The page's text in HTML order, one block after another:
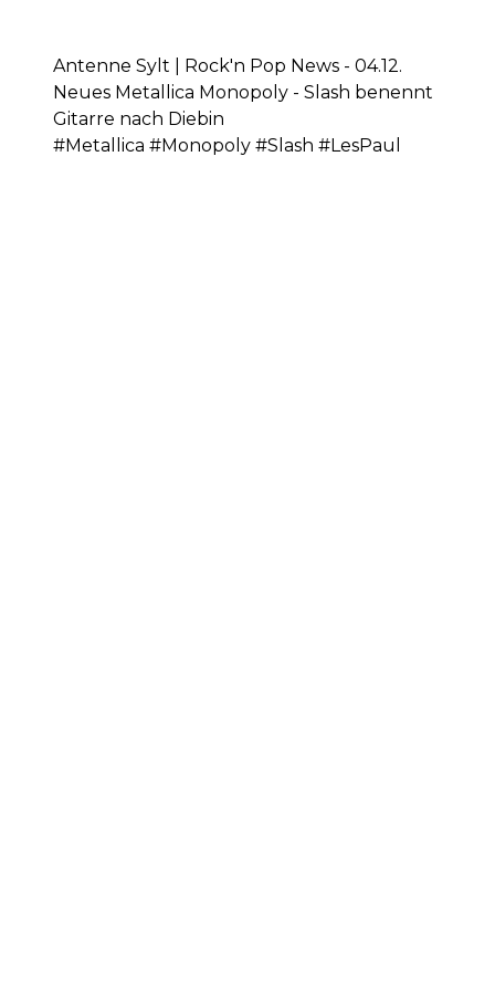
Antenne Sylt | Rock'n Pop News - 04.12.
Neues Metallica Monopoly - Slash benennt
Gitarre nach Diebin
#Metallica #Monopoly #Slash #LesPaul